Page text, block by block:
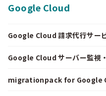
Google Cloud
Google Cloud 請求代行サー
Google Cloud サーバー監視
migrationpack for Google